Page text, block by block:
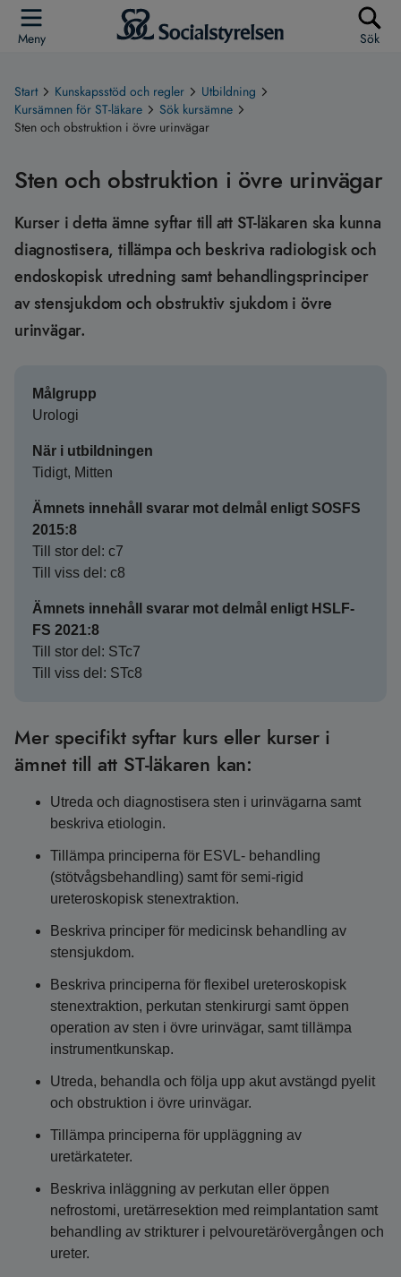
Meny Sök
Start Kunskapsstöd och regler
Utbildning
Kursämnen för ST-läkare
Sök kursämne
Sten och obstruktion i övre urinvägar
Sten och obstruktion i övre urinvägar
Kurser i detta ämne syftar till att ST-läkaren ska kunna
diagnostisera, tillämpa och beskriva radiologisk och
endoskopisk utredning samt behandlingsprinciper
av stensjukdom och obstruktiv sjukdom i övre
urinvägar.
Målgrupp
Urologi
När i utbildningen
Tidigt, Mitten
Ämnets innehåll svarar mot delmål enligt SOSFS
2015:8
Till stor del: c7
Till viss del: c8
Ämnets innehåll svarar mot delmål enligt HSLF-
FS 2021:8
Till stor del: STc7
Till viss del: STc8
Mer specifikt syftar kurs eller kurser i
ämnet till att ST-läkaren kan:
Utreda och diagnostisera sten i urinvägarna samt
beskriva etiologin.
Tillämpa principerna för ESVL- behandling
(stötvågsbehandling) samt för semi-rigid
ureteroskopisk stenextraktion.
Beskriva principer för medicinsk behandling av
stensjukdom.
Beskriva principerna för flexibel ureteroskopisk
stenextraktion, perkutan stenkirurgi samt öppen
operation av sten i övre urinvägar, samt tillämpa
instrumentkunskap.
Utreda, behandla och följa upp akut avstängd pyelit
och obstruktion i övre urinvägar.
Tillämpa principerna för uppläggning av
uretärkateter.
Beskriva inläggning av perkutan eller öppen
nefrostomi, uretärresektion med reimplantation samt
behandling av strikturer i pelvouretärövergången och
ureter.